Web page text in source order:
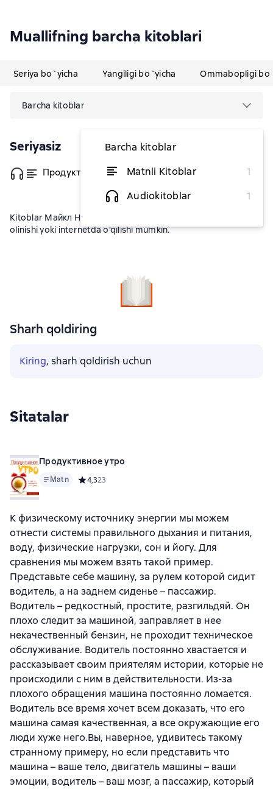
Muallifning barcha kitoblari
Seriya bo`yicha Yangiligi bo`yicha Ommabopligi
Barcha kitoblar
Barcha kitoblar
Matnli Kitoblar
1
Audiokitoblar
1
Seriyasiz
Продуктивное утро dan 16 727,27 soʻm
Kitoblar Майкл Никсонda fb2, txt, epub, pdf formatida yuklab
olinishi yoki internetda o'qilishi mumkin.
Sharh qoldiring
Kiring, sharh qoldirish uchun
Sitatalar
Продуктивное утро
Matn Средний рейтинг 4,3 на основе 23 оценок
4,323
К физическому источнику энергии мы можем
отнести системы правильного дыхания и питания,
воду, физические нагрузки, сон и йогу. Для
сравнения мы можем взять такой пример.
Представьте себе машину, за рулем которой сидит
водитель, а на заднем сиденье – пассажир.
Водитель – редкостный, простите, разгильдяй. Он
плохо следит за машиной, заправляет в нее
некачественный бензин, не проходит техническое
обслуживание. Водитель постоянно хвастается и
рассказывает своим приятелям истории, которые не
происходили с ним в действительности. Из-за
плохого обращения машина постоянно ломается.
Водитель все время хочет всем доказать, что его
машина самая качественная, а все окружающие его
люди хуже него.Вы, наверное, удивитесь такому
странному примеру, но если представить что
машина – ваше тело, двигатель машины – ваши
эмоции, водитель – ваш мозг, а пассажир, который